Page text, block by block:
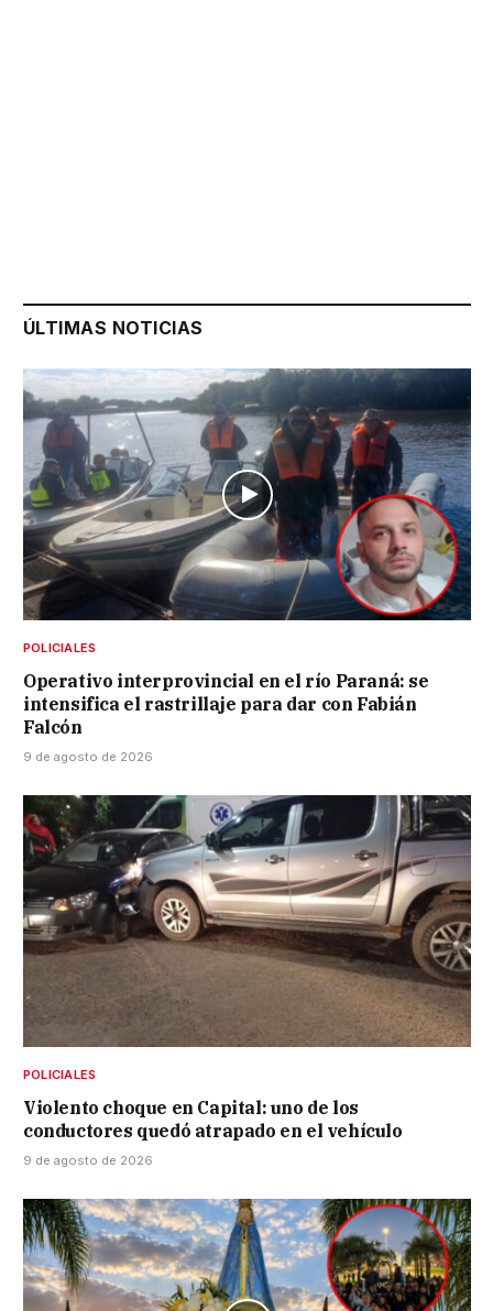
ÚLTIMAS NOTICIAS
POLICIALES
Operativo interprovincial en el río Paraná: se
intensifica el rastrillaje para dar con Fabián
Falcón
9 de agosto de 2026
POLICIALES
Violento choque en Capital: uno de los
conductores quedó atrapado en el vehículo
9 de agosto de 2026